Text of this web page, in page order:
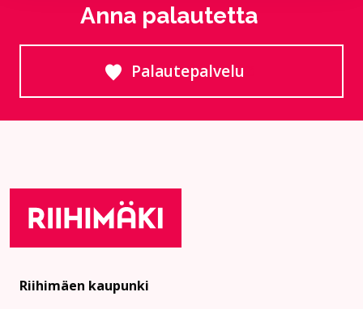
Anna palautetta
Palautepalvelu
Siirtyy ulkoiselle
Riihimäen kaupunki